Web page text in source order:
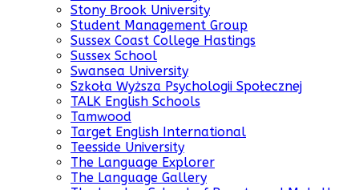
Stony Brook University
Student Management Group
Sussex Coast College Hastings
Sussex School
Swansea University
Szkoła Wyższa Psychologii Społecznej
TALK English Schools
Tamwood
Target English International
Teesside University
The Language Explorer
The Language Gallery